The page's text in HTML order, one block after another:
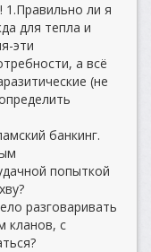
1.Правильно ли я
для тепла и
эти
а всё
(не
банкинг.
попыткой
разговаривать
кланов, с